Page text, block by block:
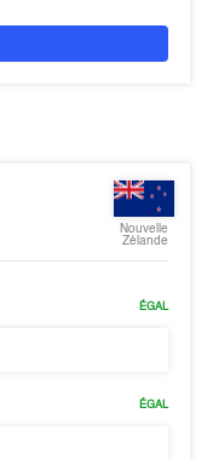
Nouvelle
Zélande
ÉGAL
ÉGAL